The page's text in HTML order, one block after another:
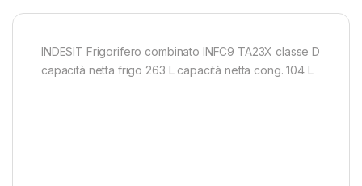
INDESIT Frigorifero combinato INFC9 TA23X classe D
capacità netta frigo 263 L capacità netta cong. 104 L